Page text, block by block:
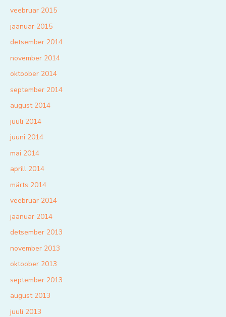
veebruar 2015
jaanuar 2015
detsember 2014
november 2014
oktoober 2014
september 2014
august 2014
juuli 2014
juuni 2014
mai 2014
aprill 2014
märts 2014
veebruar 2014
jaanuar 2014
detsember 2013
november 2013
oktoober 2013
september 2013
august 2013
juuli 2013